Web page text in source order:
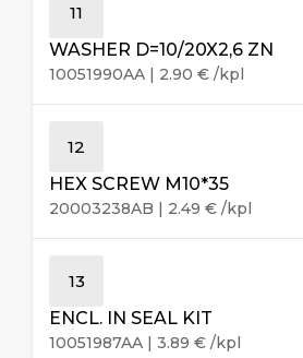
11
WASHER D=10/20X2,6 ZN
10051990AA | 2.90 € /kpl
12
HEX SCREW M10*35
20003238AB | 2.49 € /kpl
13
ENCL. IN SEAL KIT
10051987AA | 3.89 € /kpl